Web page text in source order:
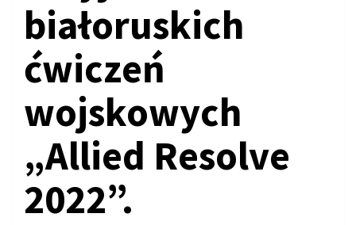
białoruskich
ćwiczeń
wojskowych
„Allied Resolve
2022”.